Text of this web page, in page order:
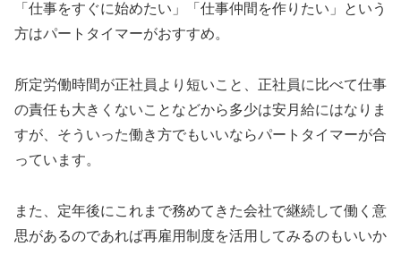
「仕事をすぐに始めたい」「仕事仲間を作りたい」という
方はパートタイマーがおすすめ。
所定労働時間が正社員より短いこと、正社員に比べて仕事
の責任も大きくないことなどから多少は安月給にはなりま
すが、そういった働き方でもいいならパートタイマーが合
っています。
また、定年後にこれまで務めてきた会社で継続して働く意
思があるのであれば再雇用制度を活用してみるのもいいか